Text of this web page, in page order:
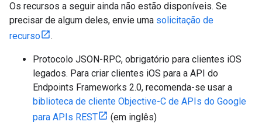
Os recursos a seguir ainda não estão disponíveis. Se
precisar de algum deles, envie uma solicitação de
recurso
.
Protocolo JSON-RPC, obrigatório para clientes iOS
legados. Para criar clientes iOS para a API do
Endpoints Frameworks 2.0, recomenda-se usar a
biblioteca de cliente Objective-C de APIs do Google
para APIs REST
(em inglês)